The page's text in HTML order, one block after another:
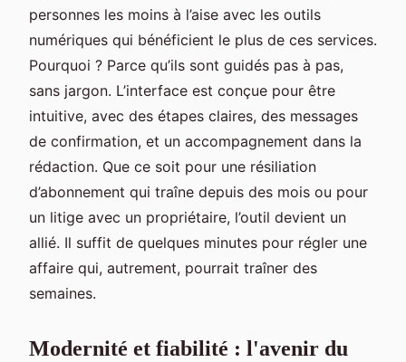
personnes les moins à l’aise avec les outils
numériques qui bénéficient le plus de ces services.
Pourquoi ? Parce qu’ils sont guidés pas à pas,
sans jargon. L’interface est conçue pour être
intuitive, avec des étapes claires, des messages
de confirmation, et un accompagnement dans la
rédaction. Que ce soit pour une résiliation
d’abonnement qui traîne depuis des mois ou pour
un litige avec un propriétaire, l’outil devient un
allié. Il suffit de quelques minutes pour régler une
affaire qui, autrement, pourrait traîner des
semaines.
Modernité et fiabilité : l'avenir du